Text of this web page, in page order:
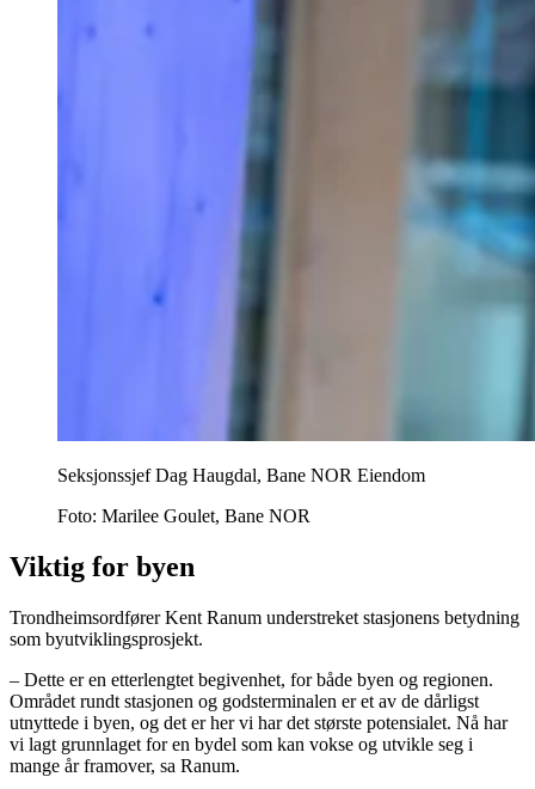
Seksjonssjef Dag Haugdal, Bane NOR Eiendom
Foto: Marilee Goulet, Bane NOR
Viktig for byen
Trondheimsordfører Kent Ranum understreket stasjonens betydning
som byutviklingsprosjekt.
– Dette er en etterlengtet begivenhet, for både byen og regionen.
Området rundt stasjonen og godsterminalen er et av de dårligst
utnyttede i byen, og det er her vi har det største potensialet. Nå har
vi lagt grunnlaget for en bydel som kan vokse og utvikle seg i
mange år framover, sa Ranum.